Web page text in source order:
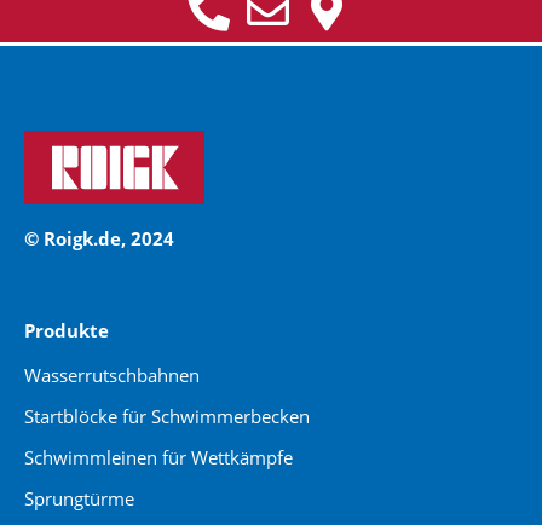
© Roigk.de, 2024
Produkte
Wasserrutschbahnen
Startblöcke für Schwimmerbecken
Schwimmleinen für Wettkämpfe
Sprungtürme